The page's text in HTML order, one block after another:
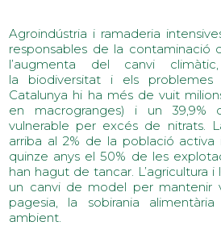
Agroindústria i ramaderia
responsables de la contaminació
l’augmenta del canvi
la biodiversitat i els
Catalunya hi ha més de vuit
en macrogranges) i un 39,9%
vulnerable per excés de nitrats.
arriba al 2% de la població activa
quinze anys el 50% de les
han hagut de tancar. L’agricultura
un canvi de model per mantenir
pagesia, la sobirania
ambient.